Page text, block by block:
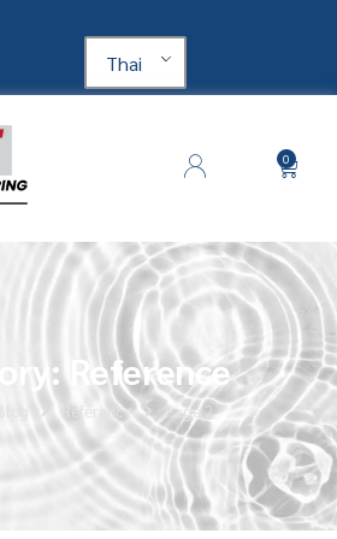
Thai
0
Reference
Reference Page 2